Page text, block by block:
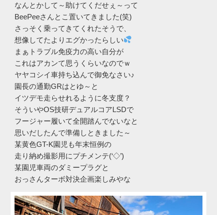
なんとかして～助けてくだせぇ～って
BeePeeさんとこ置いてきました(笑)
さっそく乗ってきてくれたそうで、
想像してたよりエグかったらしい
まぁトラブル免疫力の高い自分が
これはアカンて思うくらいなのでｗ
ヤヤコシイ車持ち込んで御免なさい♪
園長の通勤GRはとゆ～と
イツデモ走らせれるように冬支度？
そういやOS技研デュアルコアLSDで
フージャー履いて全開踏んでないなと
思いだしたんで準備しときました～
某黄色GT-K園児も年末恒例の
走り納め撮影用にプチメンテ(‘◇’)ゞ
某園児車両のダミープラグと
おっさんターボ対決企画楽しみやな